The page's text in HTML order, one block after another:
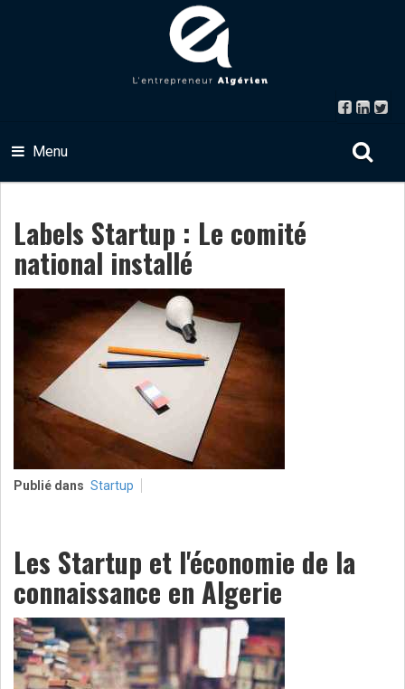
Menu
Labels Startup : Le comité
national installé
Publié dans Startup
Les Startup et l'économie de la
connaissance en Algerie